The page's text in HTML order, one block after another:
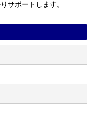
サポートします。